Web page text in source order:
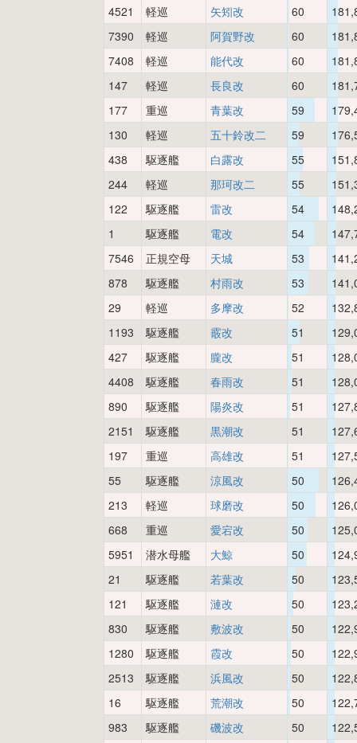
4521 軽巡 矢矧改 60
7390
軽巡 阿賀野改 60
7408
軽巡 能代改 60
147
軽巡 長良改 60
177
重巡 青葉改 59
130
軽巡 五十鈴改二 59
438
駆逐艦 白露改 55
244
軽巡 那珂改二 55
122
駆逐艦 雷改 54
1
駆逐艦 電改 54
7546
正規空母 天城 53
878
駆逐艦 村雨改 53
29
軽巡 多摩改 52
1193
駆逐艦 霰改 51
427
駆逐艦 朧改 51
4408
駆逐艦 春雨改 51
890
駆逐艦 陽炎改 51
2151
駆逐艦 黒潮改 51
197
重巡 高雄改 51
55
駆逐艦 涼風改 50
213
軽巡 球磨改 50
668
重巡 愛宕改 50
5951
潜水母艦 大鯨 50
21
駆逐艦 若葉改 50
121
駆逐艦 漣改 50
830
駆逐艦 敷波改 50
1280
駆逐艦 霞改 50
2513
駆逐艦 浜風改 50
16
駆逐艦 荒潮改 50
983
駆逐艦 磯波改 50